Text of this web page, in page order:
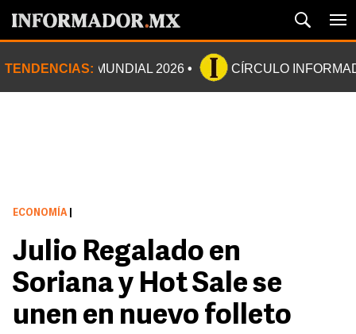
TENDENCIAS: MUNDIAL 2026 CÍRCULO
ECONOMÍA
Julio Regalado en
Soriana y Hot Sale se
unen en nuevo folleto